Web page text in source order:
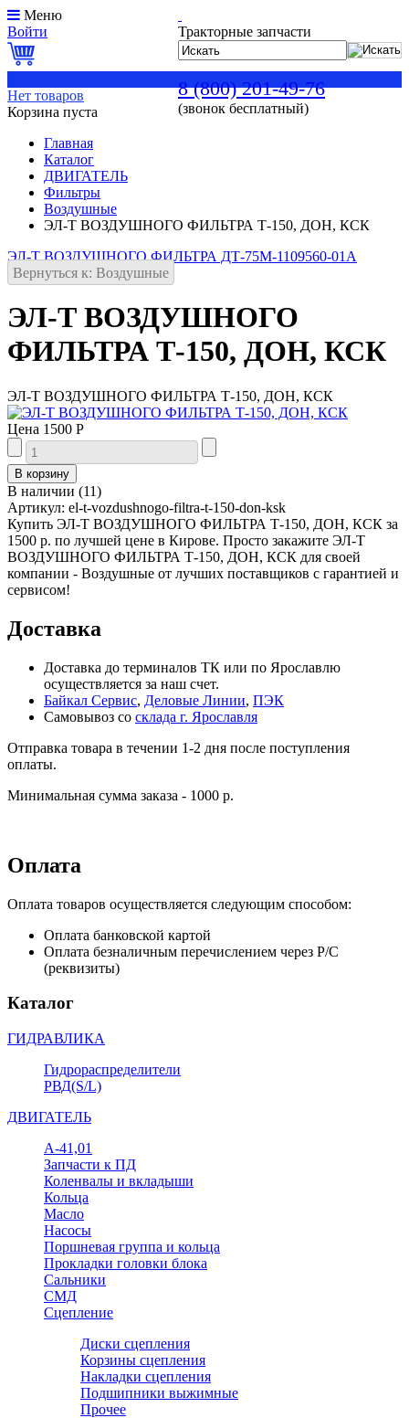
Тракторные запчасти
8 (800) 201-49-76
(звонок бесплатный)
Меню
Войти
Нет товаров
Корзина пуста
Главная
Каталог
ДВИГАТЕЛЬ
Фильтры
Воздушные
ЭЛ-Т ВОЗДУШНОГО ФИЛЬТРА Т-150, ДОН, КСК
ЭЛ-Т ВОЗДУШНОГО ФИЛЬТРА ДТ-75М-1109560-01А
Вернуться к: Воздушные
ЭЛ-Т ВОЗДУШНОГО
ФИЛЬТРА Т-150, ДОН, КСК
ЭЛ-Т ВОЗДУШНОГО ФИЛЬТРА Т-150, ДОН, КСК
Цена 1500 Р
В наличии (11)
Артикул: el-t-vozdushnogo-filtra-t-150-don-ksk
Купить ЭЛ-Т ВОЗДУШНОГО ФИЛЬТРА Т-150, ДОН, КСК за
1500 р. по лучшей цене в Кирове. Просто закажите ЭЛ-Т
ВОЗДУШНОГО ФИЛЬТРА Т-150, ДОН, КСК для своей
компании - Воздушные от лучших поставщиков с гарантией и
сервисом!
Доставка
Доставка до терминалов ТК или по Ярославлю
осуществляется за наш счет.
Байкал Сервис, Деловые Линии, ПЭК
Самовывоз со склада г. Ярославля
Отправка товара в течении 1-2 дня после поступления
оплаты.
Минимальная сумма заказа - 1000 р.
Оплата
Оплата товаров осуществляется следующим способом:
Оплата банковской картой
Оплата безналичным перечислением через Р/С
(реквизиты)
Каталог
ГИДРАВЛИКА
Гидрораспределители
РВД(S/L)
ДВИГАТЕЛЬ
А-41,01
Запчасти к ПД
Коленвалы и вкладыши
Кольца
Масло
Насосы
Поршневая группа и кольца
Прокладки головки блока
Сальники
СМД
Сцепление
Диски сцепления
Корзины сцепления
Накладки сцепления
Подшипники выжимные
Прочее